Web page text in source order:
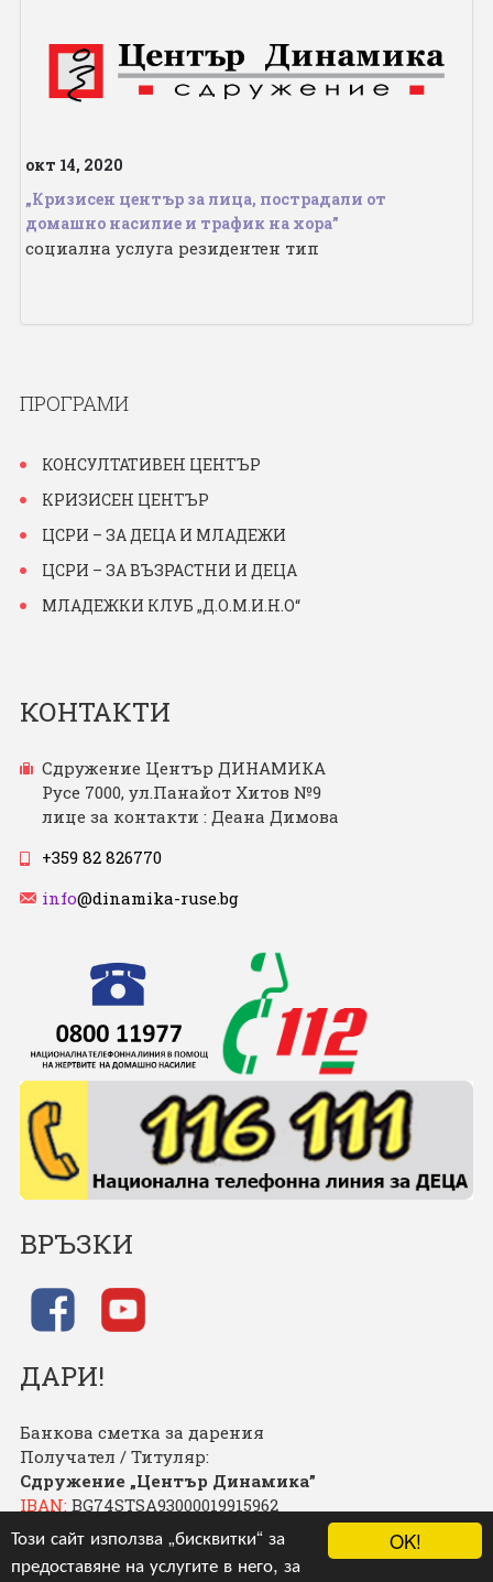
OK!
Този сайт използва „бисквитки“ за
предоставяне на услугите в него, за
ПРОГРАМИ
БИБЛИОТЕКА
окт 14, 2020
„Кризисен център за лица, пострадали от
домашно насилие и трафик на хора”
социална услуга резидентен тип
ПРОГРАМИ
КОНСУЛТАТИВЕН ЦЕНТЪР
КРИЗИСЕН ЦЕНТЪР
ЦСРИ – ЗА ДЕЦА И МЛАДЕЖИ
ЦСРИ – ЗА ВЪЗРАСТНИ И ДЕЦА
МЛАДЕЖКИ КЛУБ „Д.О.М.И.Н.О“
КОНТАКТИ
Сдружение Център ДИНАМИКА
Русе 7000, ул.Панайот Хитов №9
лице за контакти : Деана Димова
+359 82 826770
info@dinamika-ruse.bg
ВРЪЗКИ
ДАРИ!
Банкова сметка за дарения
Получател / Титуляр:
Сдружение „Център Динамика”
IBAN:BG74STSA93000019915962
BIC:
STSABGSF
Банка: Банка ДСК – клон Русе